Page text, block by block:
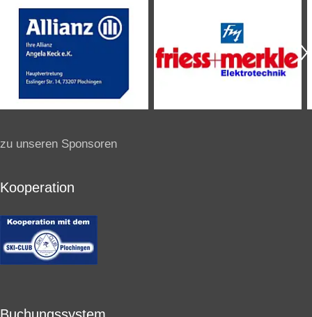
zu unseren Sponsoren
Kooperation